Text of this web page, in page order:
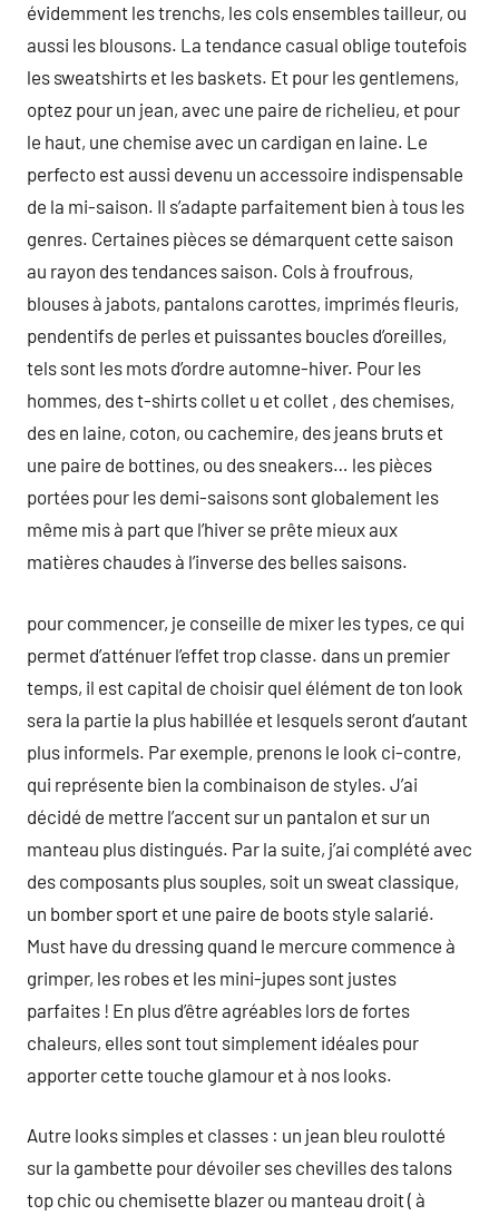
évidemment les trenchs, les cols ensembles tailleur, ou
aussi les blousons. La tendance casual oblige toutefois
les sweatshirts et les baskets. Et pour les gentlemens,
optez pour un jean, avec une paire de richelieu, et pour
le haut, une chemise avec un cardigan en laine. Le
perfecto est aussi devenu un accessoire indispensable
de la mi-saison. Il s’adapte parfaitement bien à tous les
genres. Certaines pièces se démarquent cette saison
au rayon des tendances saison. Cols à froufrous,
blouses à jabots, pantalons carottes, imprimés fleuris,
pendentifs de perles et puissantes boucles d’oreilles,
tels sont les mots d’ordre automne-hiver. Pour les
hommes, des t-shirts collet u et collet , des chemises,
des en laine, coton, ou cachemire, des jeans bruts et
une paire de bottines, ou des sneakers… les pièces
portées pour les demi-saisons sont globalement les
même mis à part que l’hiver se prête mieux aux
matières chaudes à l’inverse des belles saisons.
pour commencer, je conseille de mixer les types, ce qui
permet d’atténuer l’effet trop classe. dans un premier
temps, il est capital de choisir quel élément de ton look
sera la partie la plus habillée et lesquels seront d’autant
plus informels. Par exemple, prenons le look ci-contre,
qui représente bien la combinaison de styles. J’ai
décidé de mettre l’accent sur un pantalon et sur un
manteau plus distingués. Par la suite, j’ai complété avec
des composants plus souples, soit un sweat classique,
un bomber sport et une paire de boots style salarié.
Must have du dressing quand le mercure commence à
grimper, les robes et les mini-jupes sont justes
parfaites ! En plus d’être agréables lors de fortes
chaleurs, elles sont tout simplement idéales pour
apporter cette touche glamour et à nos looks.
Autre looks simples et classes : un jean bleu roulotté
sur la gambette pour dévoiler ses chevilles des talons
top chic ou chemisette blazer ou manteau droit ( à